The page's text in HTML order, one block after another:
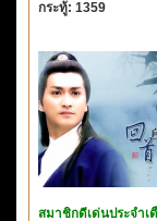
กระทู้: 1359
สมาชิกดีเด่นประจำเ